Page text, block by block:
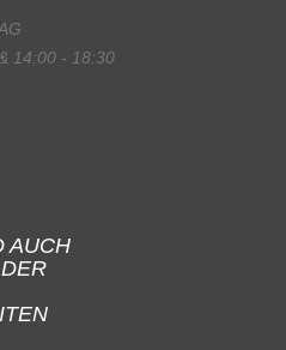
14:00 - 18:30
AUCH